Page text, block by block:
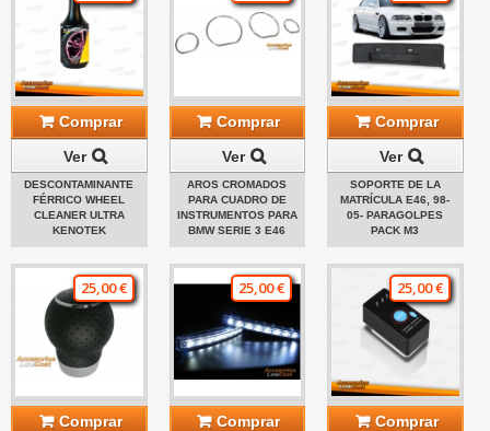
Comprar
Ver
DESCONTAMINANTE
FÉRRICO WHEEL
CLEANER ULTRA
KENOTEK
Comprar
Ver
AROS CROMADOS
PARA CUADRO DE
INSTRUMENTOS PARA
BMW SERIE 3 E46
Comprar
Ver
SOPORTE DE LA
MATRÍCULA E46, 98-
05- PARAGOLPES
PACK M3
25,00 €
Comprar
25,00 €
Comprar
25,00 €
Comprar